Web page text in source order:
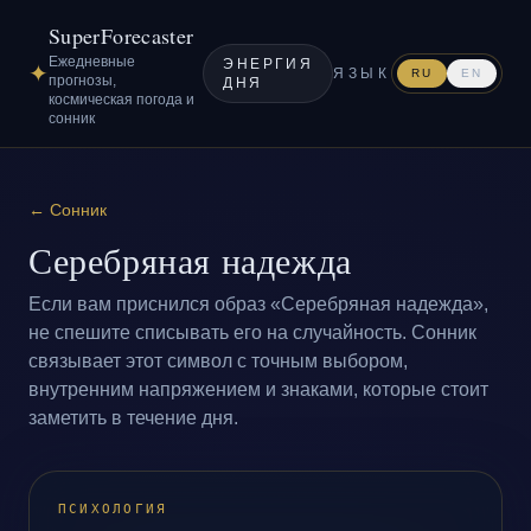
✦
SuperForecaster
Ежедневные
прогнозы,
космическая погода и
сонник
ЭНЕРГИЯ
ДНЯ
ЯЗЫК RU EN
← Сонник
Серебряная надежда
Если вам приснился образ «Серебряная надежда»,
не спешите списывать его на случайность. Сонник
связывает этот символ с точным выбором,
внутренним напряжением и знаками, которые стоит
заметить в течение дня.
ПСИХОЛОГИЯ